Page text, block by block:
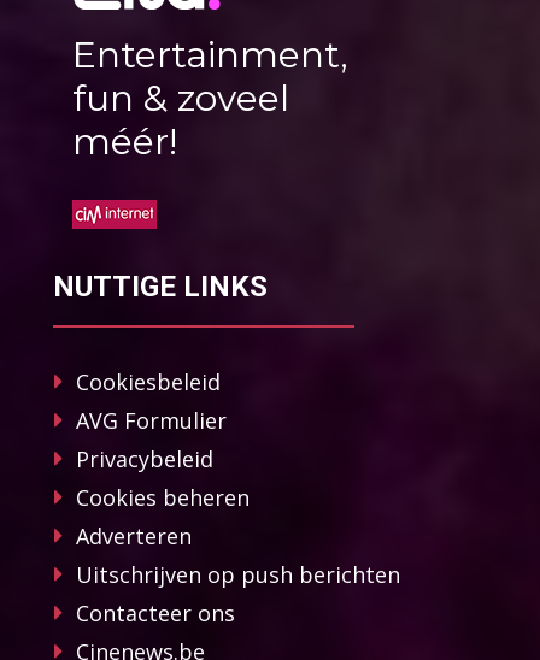
Entertainment,
fun & zoveel
méér!
NUTTIGE LINKS
Cookiesbeleid
AVG Formulier
Privacybeleid
Cookies beheren
Adverteren
Uitschrijven op push berichten
Contacteer ons
Cinenews.be